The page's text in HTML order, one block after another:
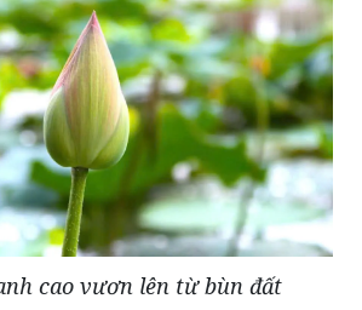
cao vươn lên từ bùn đất